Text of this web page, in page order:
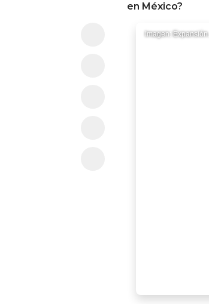
en México?
Imagen: Expansión.